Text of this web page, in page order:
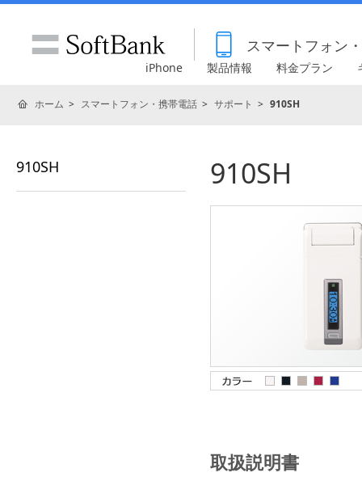
スマートフォン
iPhone 製品情報 料金プラン
ホーム スマートフォン・携帯電話 サポート 910SH
910SH
取扱説明書
910SH